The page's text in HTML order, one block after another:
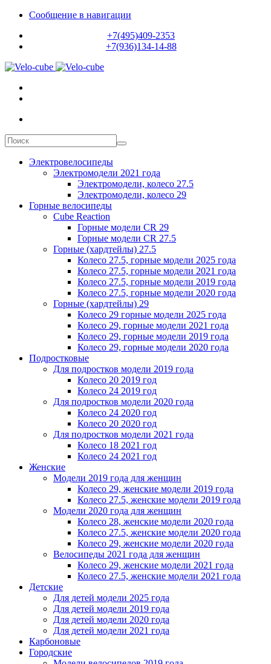
Сообщение в навигации
+7(495)409-2353
+7(936)134-14-88
Электровелосипеды
Электромодели 2021 года
Электромодели, колесо 27.5
Электромодели, колесо 29
Горные велосипеды
Cube Reaction
Горные модели CR 29
Горные модели CR 27.5
Горные (хардтейлы) 27.5
Колесо 27.5, горные модели 2025 года
Колесо 27.5, горные модели 2021 года
Колесо 27.5, горные модели 2019 года
Колесо 27.5, горные модели 2020 года
Горные (хардтейлы) 29
Колесо 29 горные модели 2025 года
Колесо 29, горные модели 2021 года
Колесо 29, горные модели 2019 года
Колесо 29, горные модели 2020 года
Подростковые
Для подростков модели 2019 года
Колесо 20 2019 год
Колесо 24 2019 год
Для подростков модели 2020 года
Колесо 24 2020 год
Колесо 20 2020 год
Для подростков модели 2021 года
Колесо 18 2021 год
Колесо 24 2021 год
Женскиe
Модели 2019 года для женщин
Колесо 29, женские модели 2019 года
Колесо 27.5, женские модели 2019 года
Модели 2020 года для женщин
Колесо 28, женские модели 2020 года
Колесо 27.5, женские модели 2020 года
Колесо 29, женские модели 2020 года
Велосипеды 2021 года для женщин
Колесо 29, женские модели 2021 года
Колесо 27.5, женские модели 2021 года
Детские
Для детей модели 2025 года
Для детей модели 2019 года
Для детей модели 2020 года
Для детей модели 2021 года
Карбоновые
Городские